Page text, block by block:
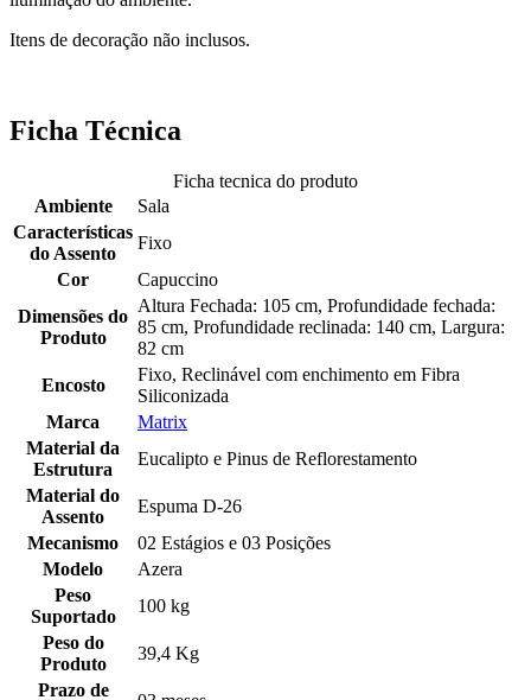
Itens de decoração não inclusos.
Ficha Técnica
Ficha tecnica do produto
Ambiente
Sala
Características
do Assento
Fixo
Cor
Capuccino
Dimensões do
Produto
Altura Fechada: 105 cm, Profundidade fechada:
85 cm, Profundidade reclinada: 140 cm, Largura:
82 cm
Encosto
Fixo, Reclinável com enchimento em Fibra
Siliconizada
Marca
Matrix
Material da
Estrutura
Eucalipto e Pinus de Reflorestamento
Material do
Assento
Espuma D-26
Mecanismo
02 Estágios e 03 Posições
Modelo
Azera
Peso
Suportado
100 kg
Peso do
Produto
39,4 Kg
Prazo de